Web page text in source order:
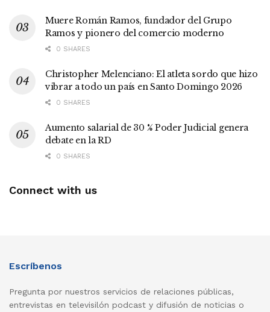
Muere Román Ramos, fundador del Grupo
Ramos y pionero del comercio moderno
0 SHARES
Christopher Melenciano: El atleta sordo que hizo
vibrar a todo un país en Santo Domingo 2026
0 SHARES
Aumento salarial de 30 % Poder Judicial genera
debate en la RD
0 SHARES
Connect with us
Escríbenos
Pregunta por nuestros servicios de relaciones públicas,
entrevistas en televisilón podcast y difusión de noticias o